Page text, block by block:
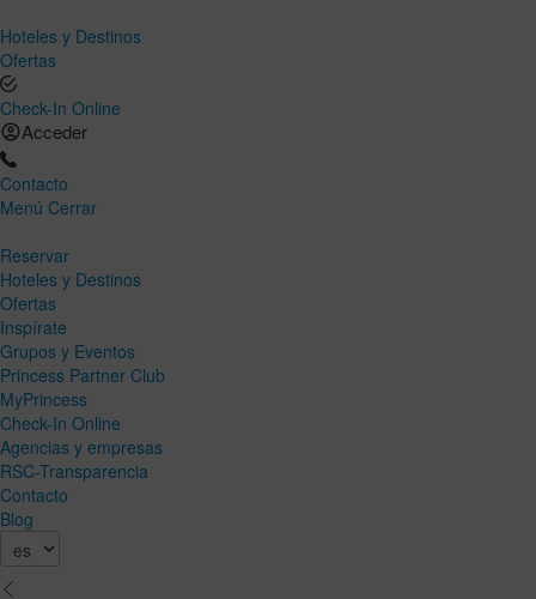
Hoteles y Destinos
Ofertas
Check-In Online
Acceder
Contacto
Menú Cerrar
Reservar
Hoteles y Destinos
Ofertas
Inspírate
Grupos y Eventos
Princess Partner Club
MyPrincess
Check-In Online
Agencias y empresas
RSC-Transparencia
Contacto
Blog